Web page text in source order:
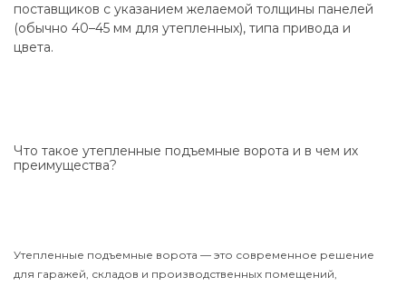
поставщиков с указанием желаемой толщины панелей
(обычно 40–45 мм для утепленных), типа привода и
цвета.
Что такое утепленные подъемные ворота и в чем их
преимущества?
Утепленные подъемные ворота — это современное решение
для гаражей, складов и производственных помещений,